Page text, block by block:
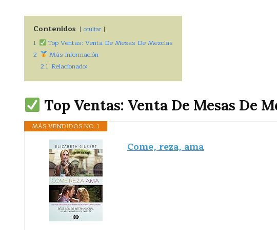
Contenidos ocultar
1
Top Ventas: Venta De Mesas De Mezclas
2
Más información
2.1 Relacionado:
Top Ventas: Venta De Mesas De
MÁS VENDIDOS NO. 1
Come, reza, ama